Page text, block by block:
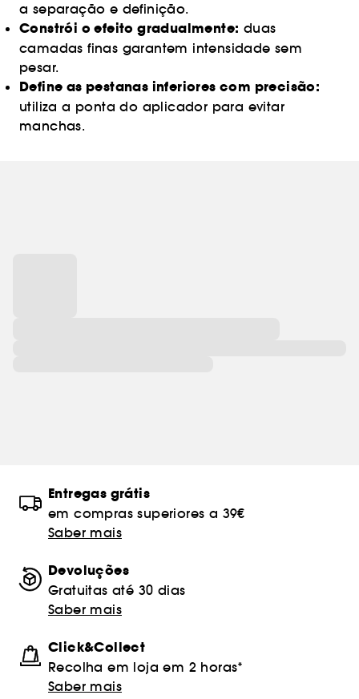
a separação e definição.
Constrói o efeito gradualmente: duas
camadas finas garantem intensidade sem
pesar.
Define as pestanas inferiores com precisão:
utiliza a ponta do aplicador para evitar
manchas.
Entregas grátis
em compras superiores a 39€
Saber mais
Devoluções
Gratuitas até 30 dias
Saber mais
Click&Collect
Recolha em loja em 2 horas*
Saber mais